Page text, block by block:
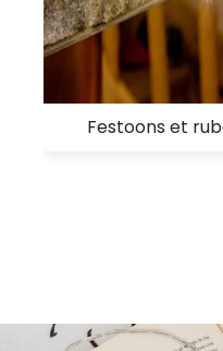
Festoons et